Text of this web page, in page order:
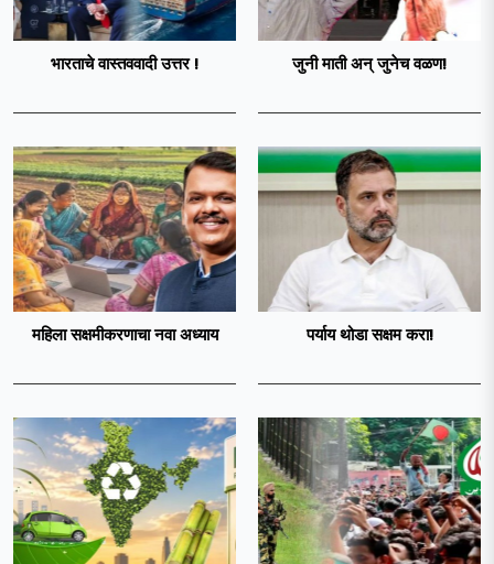
भारताचे वास्तववादी उत्तर ! जुनी माती अन् जुनेच वळण!
महिला सक्षमीकरणाचा नवा अध्याय पर्याय थोडा सक्षम करा!